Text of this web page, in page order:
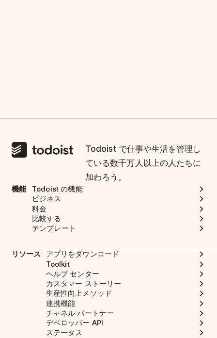
Todoist で仕事や生活を管理し
ている数千万人以上の人たちに
加わろう。
機能
Todoist の機能
ビジネス
料金
比較する
テンプレート
リソース
アプリをダウンロード
Toolkit
ヘルプ センター
カスタマー ストーリー
生産性向上メソッド
連携機能
チャネル パートナー
デベロッパー API
ステータス